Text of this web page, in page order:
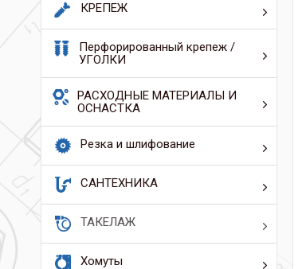
КРЕПЕЖ
Перфорированный крепеж /
УГОЛКИ
РАСХОДНЫЕ МАТЕРИАЛЫ И
ОСНАСТКА
Резка и шлифование
САНТЕХНИКА
ТАКЕЛАЖ
Хомуты